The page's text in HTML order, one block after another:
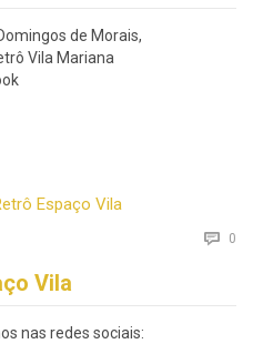
de Morais,
Vila Mariana
 0
Vila
nas redes sociais: